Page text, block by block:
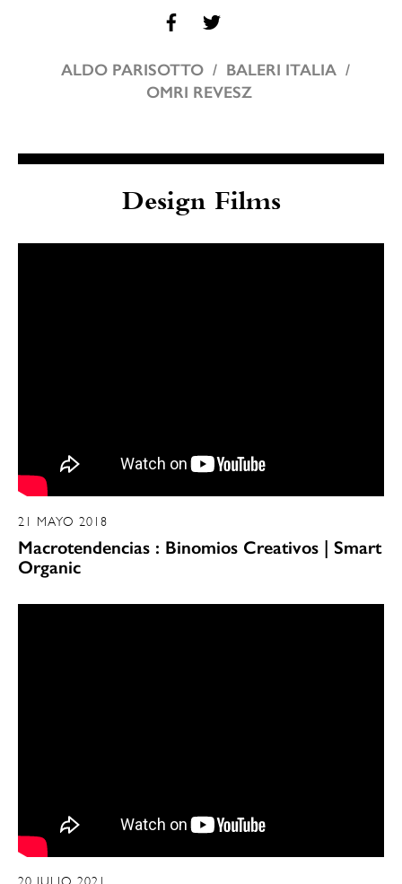
ALDO PARISOTTO
BALERI ITALIA
OMRI REVESZ
Design Films
21 MAYO 2018
Macrotendencias : Binomios Creativos | Smart
Organic